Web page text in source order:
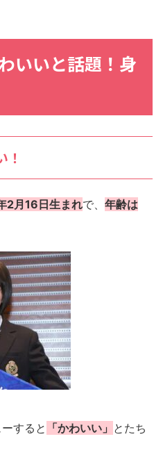
いいと話題！身
2月16日生まれで、 年齢は
すると 「かわいい」 とたち